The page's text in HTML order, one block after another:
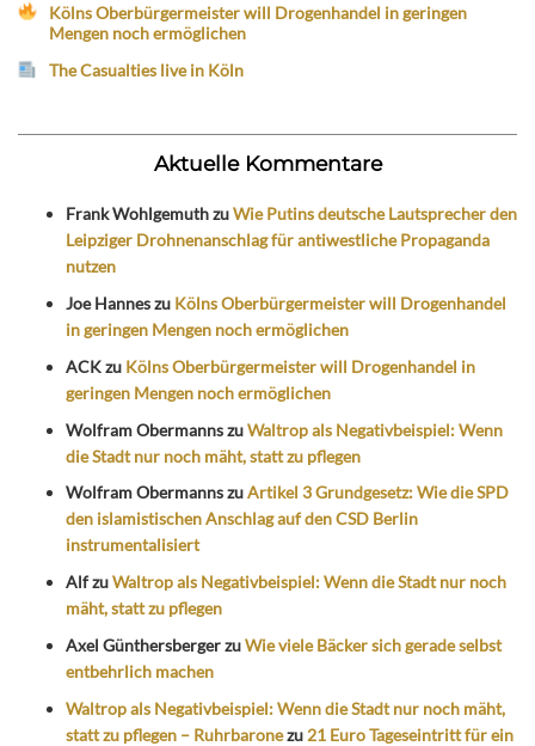
Kölns Oberbürgermeister will Drogenhandel in geringen
Mengen noch ermöglichen
The Casualties live in Köln
Aktuelle Kommentare
Frank WohlgemuthzuWie Putins deutsche Lautsprecher den
Leipziger Drohnenanschlag für antiwestliche Propaganda
nutzen
Joe Hanneszu Kölns Oberbürgermeister will Drogenhandel
in geringen Mengen noch ermöglichen
ACKzu Kölns Oberbürgermeister will Drogenhandel in
geringen Mengen noch ermöglichen
Wolfram ObermannszuWaltrop als Negativbeispiel: Wenn
die Stadt nur noch mäht, statt zu pflegen
Wolfram ObermannszuArtikel 3 Grundgesetz: Wie die SPD
den islamistischen Anschlag auf den CSD Berlin
instrumentalisiert
AlfzuWaltrop als Negativbeispiel: Wenn die Stadt nur noch
mäht, statt zu pflegen
Axel GünthersbergerzuWie viele Bäcker sich gerade selbst
entbehrlich machen
Waltrop als Negativbeispiel: Wenn die Stadt nur noch mäht,
statt zu pflegen – Ruhrbaronezu 21 Euro Tageseintritt für ein